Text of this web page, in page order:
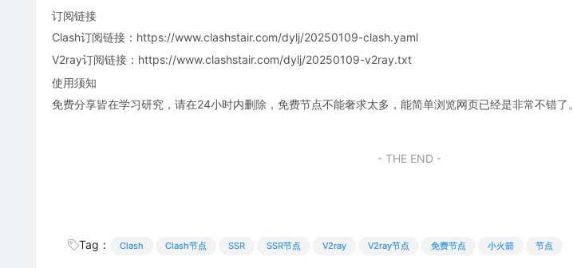
订阅链接
Clash订阅链接：https://www.clashstair.com/dylj/20250109-clash.yaml
V2ray订阅链接：https://www.clashstair.com/dylj/20250109-v2ray.txt
使用须知
免费分享皆在学习研究，请在24小时内删除，免费节点不能奢求太多，能简单浏览网页已经是非常不错了。
- THE END -
Tag： Clash Clash节点 SSR SSR节点 V2ray V2ray节点 免费节点 小火箭 节点